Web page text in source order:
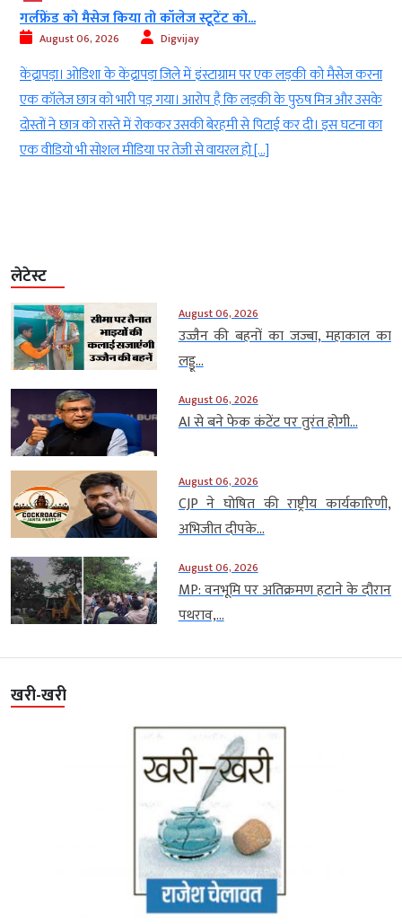
गर्लफ्रेंड को मैसेज किया तो कॉलेज स्टूटेंट को...
August 06, 2026 Digvijay
केंद्रापड़ा। ओडिशा के केंद्रापड़ा जिले में इंस्टाग्राम पर एक लड़की को मैसेज करना
एक कॉलेज छात्र को भारी पड़ गया। आरोप है कि लड़की के पुरुष मित्र और उसके
दोस्तों ने छात्र को रास्ते में रोककर उसकी बेरहमी से पिटाई कर दी। इस घटना का
एक वीडियो भी सोशल मीडिया पर तेजी से वायरल हो […]
लेटेस्ट
August 06, 2026
उज्जैन की बहनों का जज्बा, महाकाल का
लड्डू...
August 06, 2026
AI से बने फेक कंटेंट पर तुरंत होगी...
August 06, 2026
CJP ने घोषित की राष्ट्रीय कार्यकारिणी,
अभिजीत दीपके...
August 06, 2026
MP: वनभूमि पर अतिक्रमण हटाने के दौरान
पथराव,...
खरी-खरी